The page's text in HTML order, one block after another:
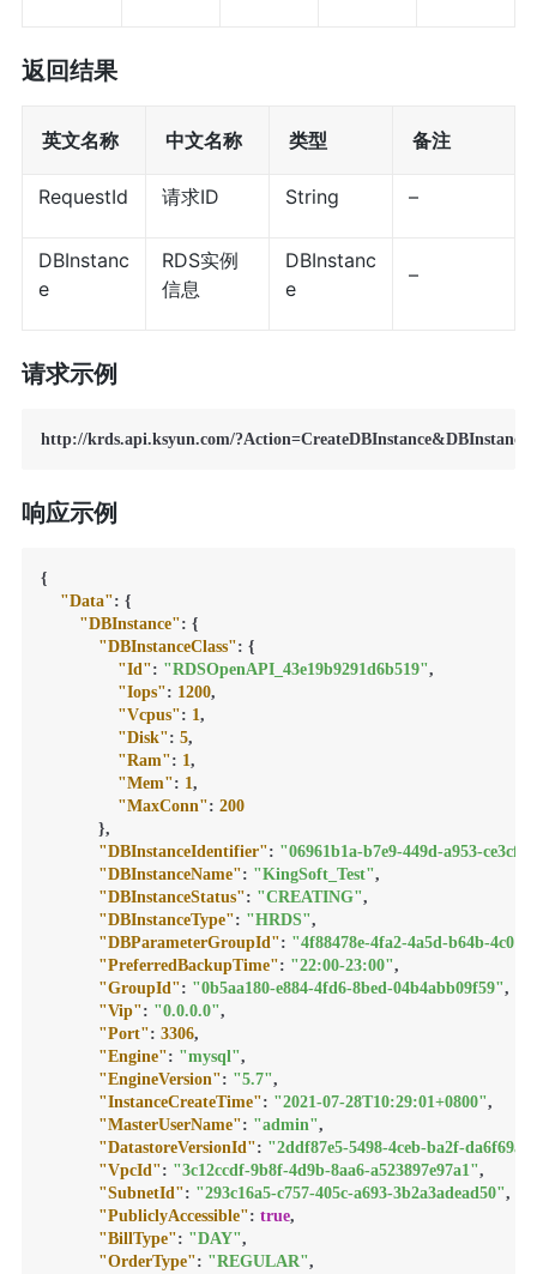
返回结果
英文名称 中文名称 类型 备注
RequestId 请求ID String –
DBInstanc
e
RDS实例
信息
DBInstanc
e
–
请求示例
http://krds.api.ksyun.com/
响应示例
{
"Data": {
"DBInstance": {
"DBInstanceClass": {
"Id": "RDSOpenAPI_43e19b9291d6b519",
"Iops": 1200,
"Vcpus": 1,
"Disk": 5,
"Ram": 1,
"Mem": 1,
"MaxConn": 200
},
"DBInstanceIdentifier": "06961b1a-b7e9-449d-a953-
"DBInstanceName": "KingSoft_Test",
"DBInstanceStatus": "CREATING",
"DBInstanceType": "HRDS",
"DBParameterGroupId": "4f88478e-4fa2-4a5d-b64b-
"PreferredBackupTime": "22:00-23:00",
"GroupId": "0b5aa180-e884-4fd6-8bed-04b4abb09f59",
"Vip": "0.0.0.0",
"Port": 3306,
"Engine": "mysql",
"EngineVersion": "5.7",
"InstanceCreateTime": "2021-07-28T10:29:01+0800",
"MasterUserName": "admin",
"DatastoreVersionId": "2ddf87e5-5498-4ceb-ba2f-
"VpcId": "3c12ccdf-9b8f-4d9b-8aa6-a523897e97a1",
"SubnetId": "293c16a5-c757-405c-a693-3b2a3adead50",
"PubliclyAccessible": true,
"BillType": "DAY",
"OrderType": "REGULAR",